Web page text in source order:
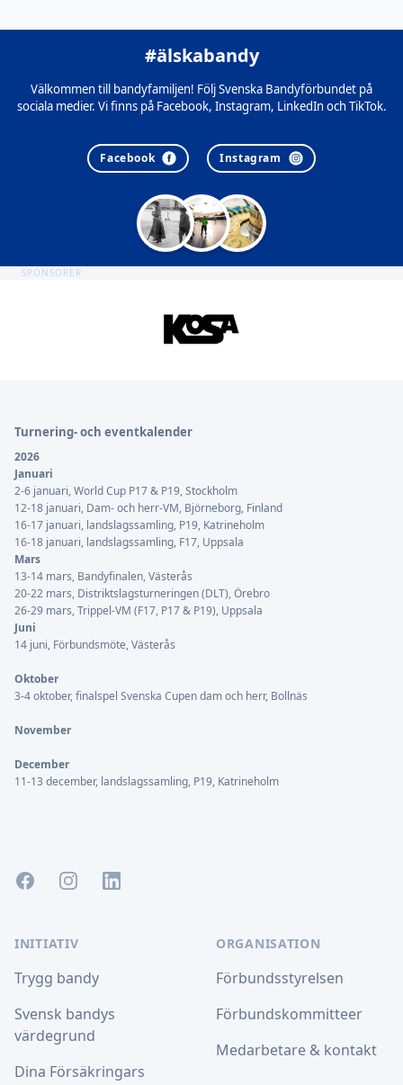
#älskabandy
Välkommen till bandyfamiljen! Följ Svenska Bandyförbundet på
sociala medier. Vi finns på Facebook, Instagram, LinkedIn och TikTok.
Facebook Instagram
SPONSORER
Turnering- och eventkalender
2026
Januari
2-6 januari, World Cup P17 & P19, Stockholm
12-18 januari, Dam- och herr-VM, Björneborg, Finland
16-17 januari, landslagssamling, P19, Katrineholm
16-18 januari, landslagssamling, F17, Uppsala
Mars
13-14 mars, Bandyfinalen, Västerås
20-22 mars, Distriktslagsturneringen (DLT), Örebro
26-29 mars, Trippel-VM (F17, P17 & P19), Uppsala
Juni
14 juni, Förbundsmöte, Västerås
Oktober
3-4 oktober, finalspel Svenska Cupen dam och herr, Bollnäs
November
December
11-13 december, landslagssamling, P19, Katrineholm
FacebookInstagramLinkedIn
INITIATIV
Trygg bandy
Svensk bandys
värdegrund
Dina Försäkringars
ORGANISATION
Förbundsstyrelsen
Förbundskommitteer
Medarbetare & kontakt